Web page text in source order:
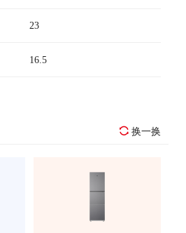
23
16.5
换一换